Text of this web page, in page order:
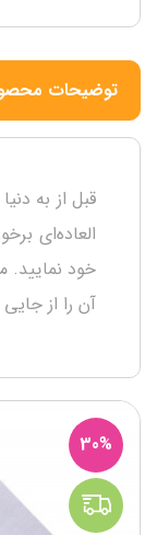
توضیحات
قبل از به
العاده‌ای
خود نمایید.
آن را از
30%